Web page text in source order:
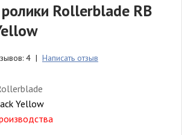
Rollerblade RB
4 | Написать отзыв
Yellow